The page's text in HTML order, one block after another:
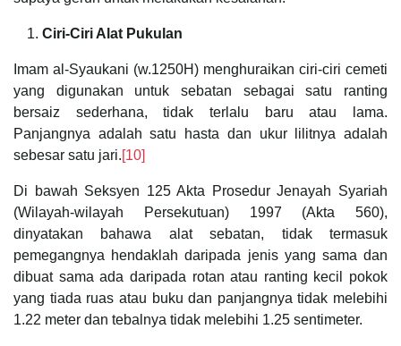
Ciri-Ciri Alat Pukulan
Imam al-Syaukani (w.1250H) menghuraikan ciri-ciri cemeti
yang digunakan untuk sebatan sebagai satu ranting
bersaiz sederhana, tidak terlalu baru atau lama.
Panjangnya adalah satu hasta dan ukur lilitnya adalah
sebesar satu jari.[10]
Di bawah Seksyen 125 Akta Prosedur Jenayah Syariah
(Wilayah-wilayah Persekutuan) 1997 (Akta 560),
dinyatakan bahawa alat sebatan, tidak termasuk
pemegangnya hendaklah daripada jenis yang sama dan
dibuat sama ada daripada rotan atau ranting kecil pokok
yang tiada ruas atau buku dan panjangnya tidak melebihi
1.22 meter dan tebalnya tidak melebihi 1.25 sentimeter.